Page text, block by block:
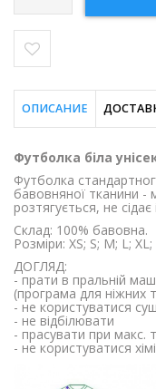
ОПИСАНИЕ
Футболка біла
Футболка
бавовняної тканини -
розтягується, не
Склад: 100% бавовна.
Розміри: XS; S; M; L; XL;
ДОГЛЯД:
- прати в пральній
(програма для ніжних
- не користуватися
- не відбілювати
- прасувати при макс.
- не користуватися